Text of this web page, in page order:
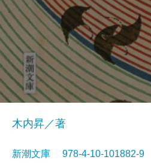
木内昇／著
新潮文庫 978-4-10-101882-